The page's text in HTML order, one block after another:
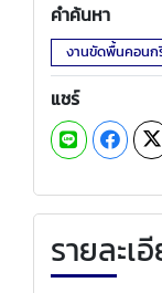
คำค้นหา
งานขัดพื้นคอนก
แชร์
รายละเ